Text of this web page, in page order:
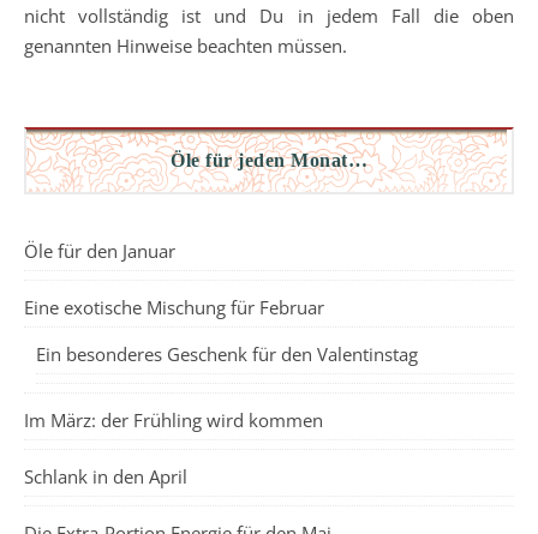
nicht vollständig ist und Du in jedem Fall die oben
genannten Hinweise beachten müssen.
Öle für jeden Monat…
Öle für den Januar
Eine exotische Mischung für Februar
Ein besonderes Geschenk für den Valentinstag
Im März: der Frühling wird kommen
Schlank in den April